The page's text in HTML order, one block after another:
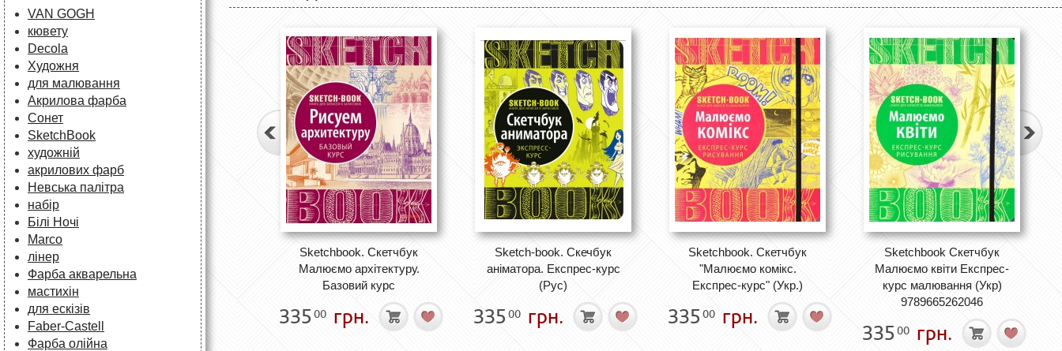
VAN GOGH
кювету
Decola
Художня
для малювання
Акрилова фарба
Сонет
SketchBook
художній
акрилових фарб
Невська палітра
набір
Білі Ночі
Marco
лінер
Фарба акварельна
мастихін
для ескізів
Faber-Castell
Фарба олійна
Sketchbook. Скетчбук
Малюємо архітектуру.
Базовий курс
335 00 грн.
Sketch-book. Скечбук
аніматора. Експрес-курс
(Рус)
335 00 грн.
Sketchbook. Скетчбук
"Малюємо комікс.
Експрес-курс" (Укр.)
335 00 грн.
Sketchbook Скетчбук
Малюємо квіти Експрес-
курс малювання (Укр)
9789665262046
335 00 грн.